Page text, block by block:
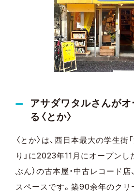
アサダワタルさんが
る〈とか〉
〈とか〉は、西日本最大の学生街
り」に2023年11月にオープンし
ぶん）の古本屋・中古レコード店
スペースです。築90余年のクリ